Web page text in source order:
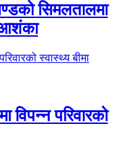
सिमलतालमा
आशंका
विपन्न परिवारको